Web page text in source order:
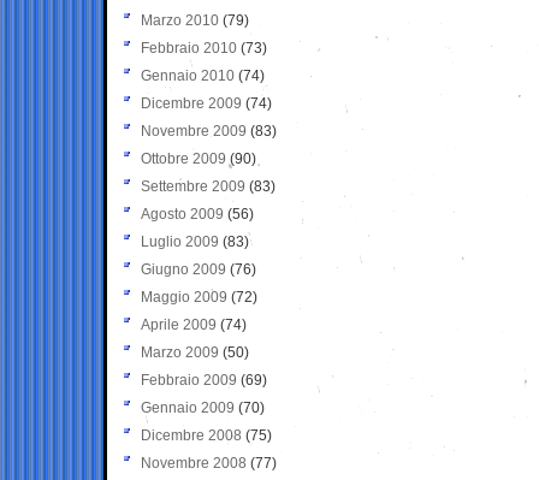
Marzo 2010 (79)
Febbraio 2010 (73)
Gennaio 2010 (74)
Dicembre 2009 (74)
Novembre 2009 (83)
Ottobre 2009 (90)
Settembre 2009 (83)
Agosto 2009 (56)
Luglio 2009 (83)
Giugno 2009 (76)
Maggio 2009 (72)
Aprile 2009 (74)
Marzo 2009 (50)
Febbraio 2009 (69)
Gennaio 2009 (70)
Dicembre 2008 (75)
Novembre 2008 (77)